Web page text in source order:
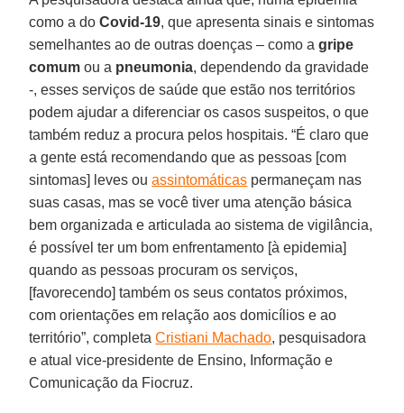
como a do Covid-19, que apresenta sinais e sintomas
semelhantes ao de outras doenças – como agripe
comum ou a pneumonia, dependendo da gravidade
-, esses serviços de saúde que estão nos territórios
podem ajudar a diferenciar os casos suspeitos, o que
também reduz a procura pelos hospitais. “É claro que
a gente está recomendando que as pessoas [com
sintomas] leves ouassintomáticas permaneçam nas
suas casas, mas se você tiver uma atenção básica
bem organizada e articulada ao sistema de vigilância,
é possível ter um bom enfrentamento [à epidemia]
quando as pessoas procuram os serviços,
[favorecendo] também os seus contatos próximos,
com orientações em relação aos domicílios e ao
território”, completaCristiani Machado, pesquisadora
e atual vice-presidente de Ensino, Informação e
Comunicação da Fiocruz.